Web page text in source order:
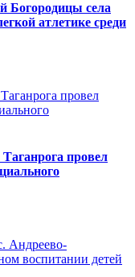
Богородицы села
атлетике среди
провел